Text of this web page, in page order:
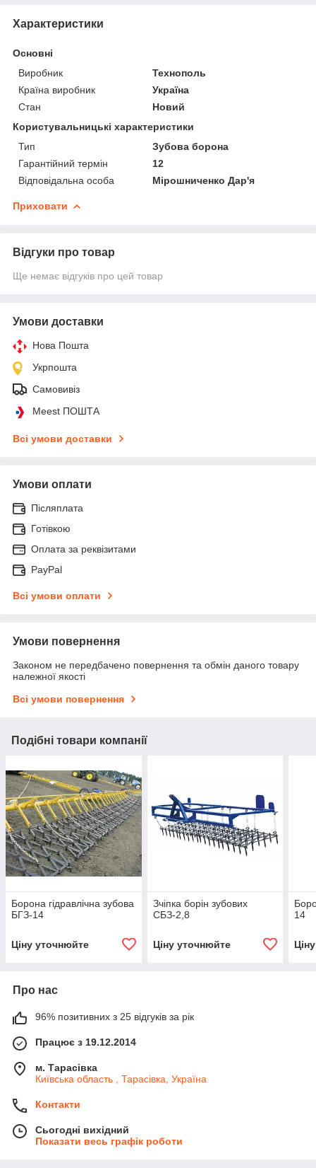
Характеристики
Основні
Виробник
Технополь
Країна виробник
Україна
Стан
Новий
Користувальницькі характеристики
Тип
Зубова борона
Гарантійний термін
12
Відповідальна особа
Мірошниченко Дар'я
Приховати
Відгуки про товар
Ще немає відгуків про цей товар
Умови доставки
Нова Пошта
Укрпошта
Самовивіз
Meest ПОШТА
Всі умови доставки
Умови оплати
Післяплата
Готівкою
Оплата за реквізитами
PayPal
Всі умови оплати
Умови повернення
Законом не передбачено повернення та обмін даного товару
належної якості
Всі умови повернення
Подібні товари компанії
Борона гідравлічна зубова
БГЗ-14
Ціну уточнюйте
Зчіпка борін зубових
СБЗ-2,8
Ціну уточнюйте
14
Про нас
96% позитивних з 25 відгуків за рік
Працює з 19.12.2014
м. Тарасівка
Київська область , Тарасівка, Україна
Контакти
Сьогодні вихідний
Показати весь графік роботи